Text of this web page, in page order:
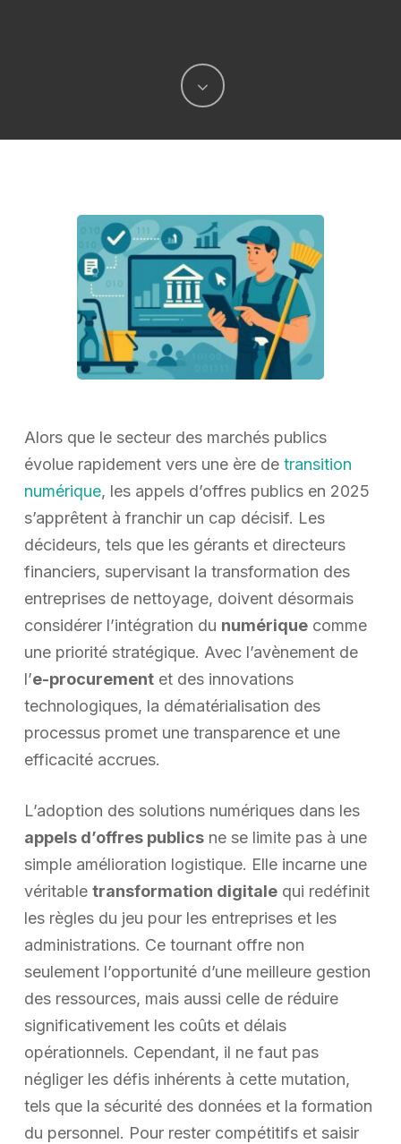
Alors que le secteur des marchés publics
évolue rapidement vers une ère de transition
numérique, les appels d’offres publics en 2025
s’apprêtent à franchir un cap décisif. Les
décideurs, tels que les gérants et directeurs
financiers, supervisant la transformation des
entreprises de nettoyage, doivent désormais
considérer l’intégration du numériquecomme
une priorité stratégique. Avec l’avènement de
l’e-procurementet des innovations
technologiques, la dématérialisation des
processus promet une transparence et une
efficacité accrues.
L’adoption des solutions numériques dans les
appels d’offres publicsne se limite pas à une
simple amélioration logistique. Elle incarne une
véritable transformation digitalequi redéfinit
les règles du jeu pour les entreprises et les
administrations. Ce tournant offre non
seulement l’opportunité d’une meilleure gestion
des ressources, mais aussi celle de réduire
significativement les coûts et délais
opérationnels. Cependant, il ne faut pas
négliger les défis inhérents à cette mutation,
tels que la sécurité des données et la formation
du personnel. Pour rester compétitifs et saisir